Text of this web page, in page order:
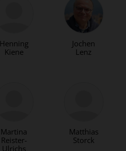
Henning
Kiene
Jochen
Lenz
Martina
Reister-
Ulrichs
Matthias
Storck